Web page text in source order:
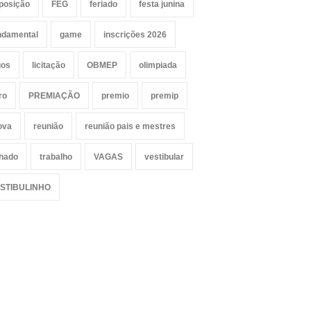
FEG feriado festa junina
game inscrições 2026
licitação OBMEP olimpiada
PREMIAÇÃO premio premip
reunião reunião pais e mestres
trabalho VAGAS vestibular